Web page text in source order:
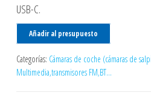
USB-C.
Añadir al presupuesto
Categorías: Cámaras de coche (cámaras de
Multimedia,transmisores FM,BT...